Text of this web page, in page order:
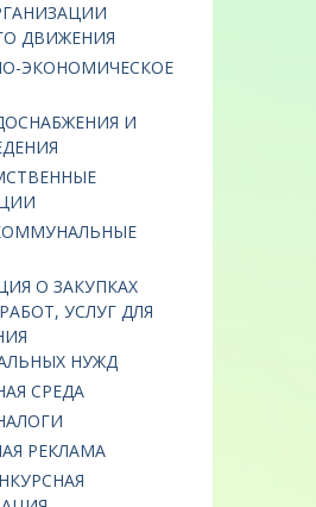
ДВИЖЕНИЯ
ЭКОНОМИЧЕСКОЕ
И
О ЗАКУПКАХ
УСЛУГ ДЛЯ
НУЖД
СРЕДА
РЕКЛАМА